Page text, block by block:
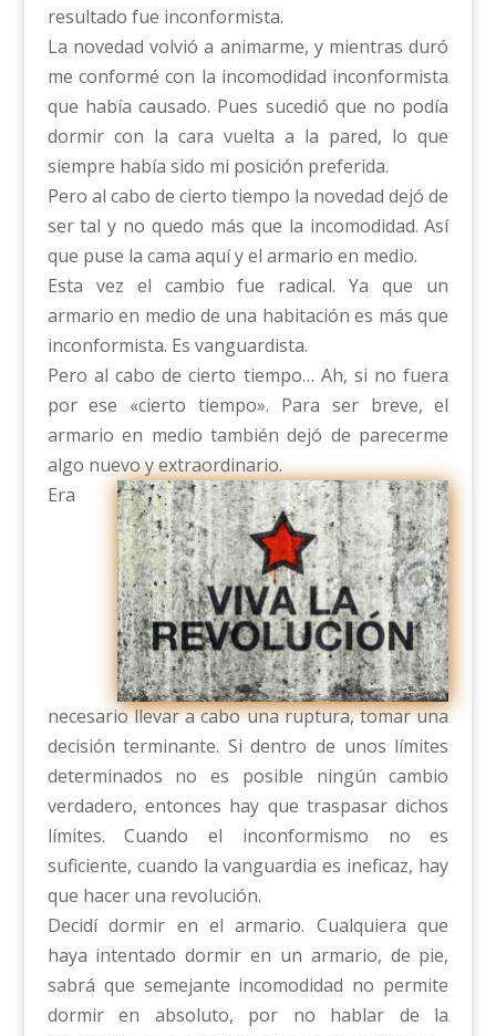
resultado fue inconformista.
La novedad volvió a animarme, y mientras duró
me conformé con la incomodidad inconformista
que había causado. Pues sucedió que no podía
dormir con la cara vuelta a la pared, lo que
siempre había sido mi posición preferida.
Pero al cabo de cierto tiempo la novedad dejó de
ser tal y no quedo más que la incomodidad. Así
que puse la cama aquí y el armario en medio.
Esta vez el cambio fue radical. Ya que un
armario en medio de una habitación es más que
inconformista. Es vanguardista.
Pero al cabo de cierto tiempo… Ah, si no fuera
por ese «cierto tiempo». Para ser breve, el
armario en medio también dejó de parecerme
algo nuevo y extraordinario.
Era
necesario llevar a cabo una ruptura, tomar una
decisión terminante. Si dentro de unos límites
determinados no es posible ningún cambio
verdadero, entonces hay que traspasar dichos
límites. Cuando el inconformismo no es
suficiente, cuando la vanguardia es ineficaz, hay
que hacer una revolución.
Decidí dormir en el armario. Cualquiera que
haya intentado dormir en un armario, de pie,
sabrá que semejante incomodidad no permite
dormir en absoluto, por no hablar de la